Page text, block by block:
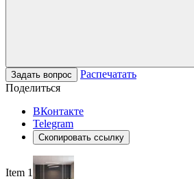
Задать вопрос
Распечатать
Поделиться
ВКонтакте
Telegram
Скопировать ссылку
Item 1 of 6